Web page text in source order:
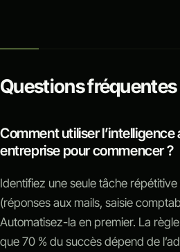
Questions fréquentes
Comment utiliser
entreprise pour commencer ?
Identifiez une seule tâche
(réponses aux mails, saisie
Automatisez-la en premier. La
que 70 % du succès dépend de